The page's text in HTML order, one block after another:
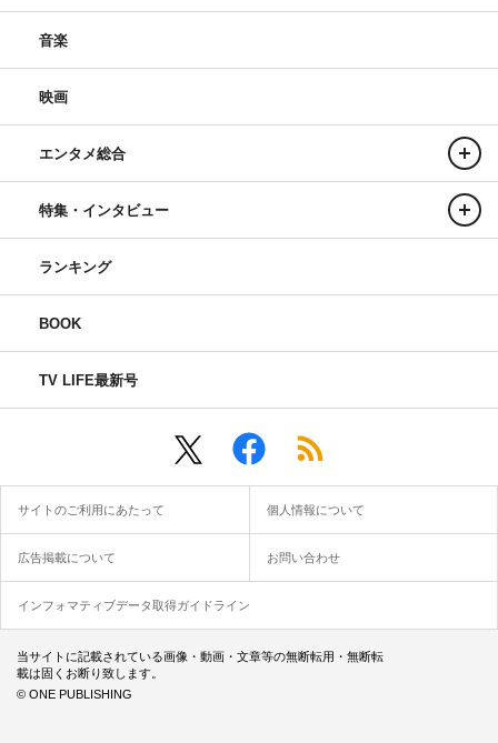
音楽
映画
エンタメ総合
特集・インタビュー
ランキング
BOOK
TV LIFE最新号
サイトのご利用にあたって 個人情報について
広告掲載について お問い合わせ
インフォマティブデータ取得ガイドライン
当サイトに記載されている画像・動画・文章等の無断転用・無断転
載は固くお断り致します。
© ONE PUBLISHING